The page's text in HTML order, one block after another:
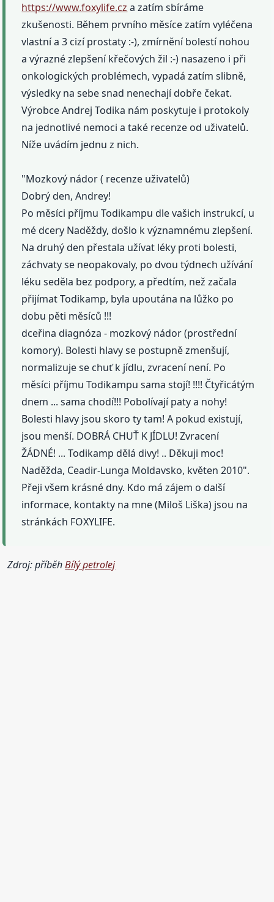
https://www.foxylife.cz a zatím sbíráme
zkušenosti. Během prvního měsíce zatím vyléčena
vlastní a 3 cizí prostaty :-), zmírnění bolestí nohou
a výrazné zlepšení křečových žil :-) nasazeno i při
onkologických problémech, vypadá zatím slibně,
výsledky na sebe snad nenechají dobře čekat.
Výrobce Andrej Todika nám poskytuje i protokoly
na jednotlivé nemoci a také recenze od uživatelů.
Níže uvádím jednu z nich.
"Mozkový nádor ( recenze uživatelů)
Dobrý den, Andrey!
Po měsíci příjmu Todikampu dle vašich instrukcí, u
mé dcery Naděždy, došlo k významnému zlepšení.
Na druhý den přestala užívat léky proti bolesti,
záchvaty se neopakovaly, po dvou týdnech užívání
léku seděla bez podpory, a předtím, než začala
přijímat Todikamp, byla upoutána na lůžko po
dobu pěti měsíců !!!
dceřina diagnóza - mozkový nádor (prostřední
komory). Bolesti hlavy se postupně zmenšují,
normalizuje se chuť k jídlu, zvracení není. Po
měsíci příjmu Todikampu sama stojí! !!!! Čtyřicátým
dnem ... sama chodí!!! Pobolívají paty a nohy!
Bolesti hlavy jsou skoro ty tam! A pokud existují,
jsou menší. DOBRÁ CHUŤ K JÍDLU! Zvracení
ŽÁDNÉ! ... Todikamp dělá divy! .. Děkuji moc!
Naděžda, Ceadir-Lunga Moldavsko, květen 2010".
Přeji všem krásné dny. Kdo má zájem o další
informace, kontakty na mne (Miloš Liška) jsou na
stránkách FOXYLIFE.
Zdroj: příběhBílý petrolej